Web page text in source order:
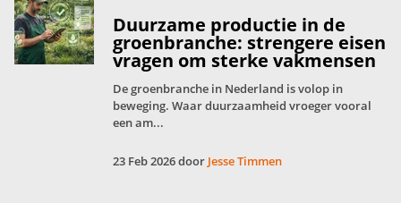
Duurzame productie in de
groenbranche: strengere eisen
vragen om sterke vakmensen
De groenbranche in Nederland is volop in
beweging. Waar duurzaamheid vroeger vooral
een am...
23 Feb 2026 door Jesse Timmen